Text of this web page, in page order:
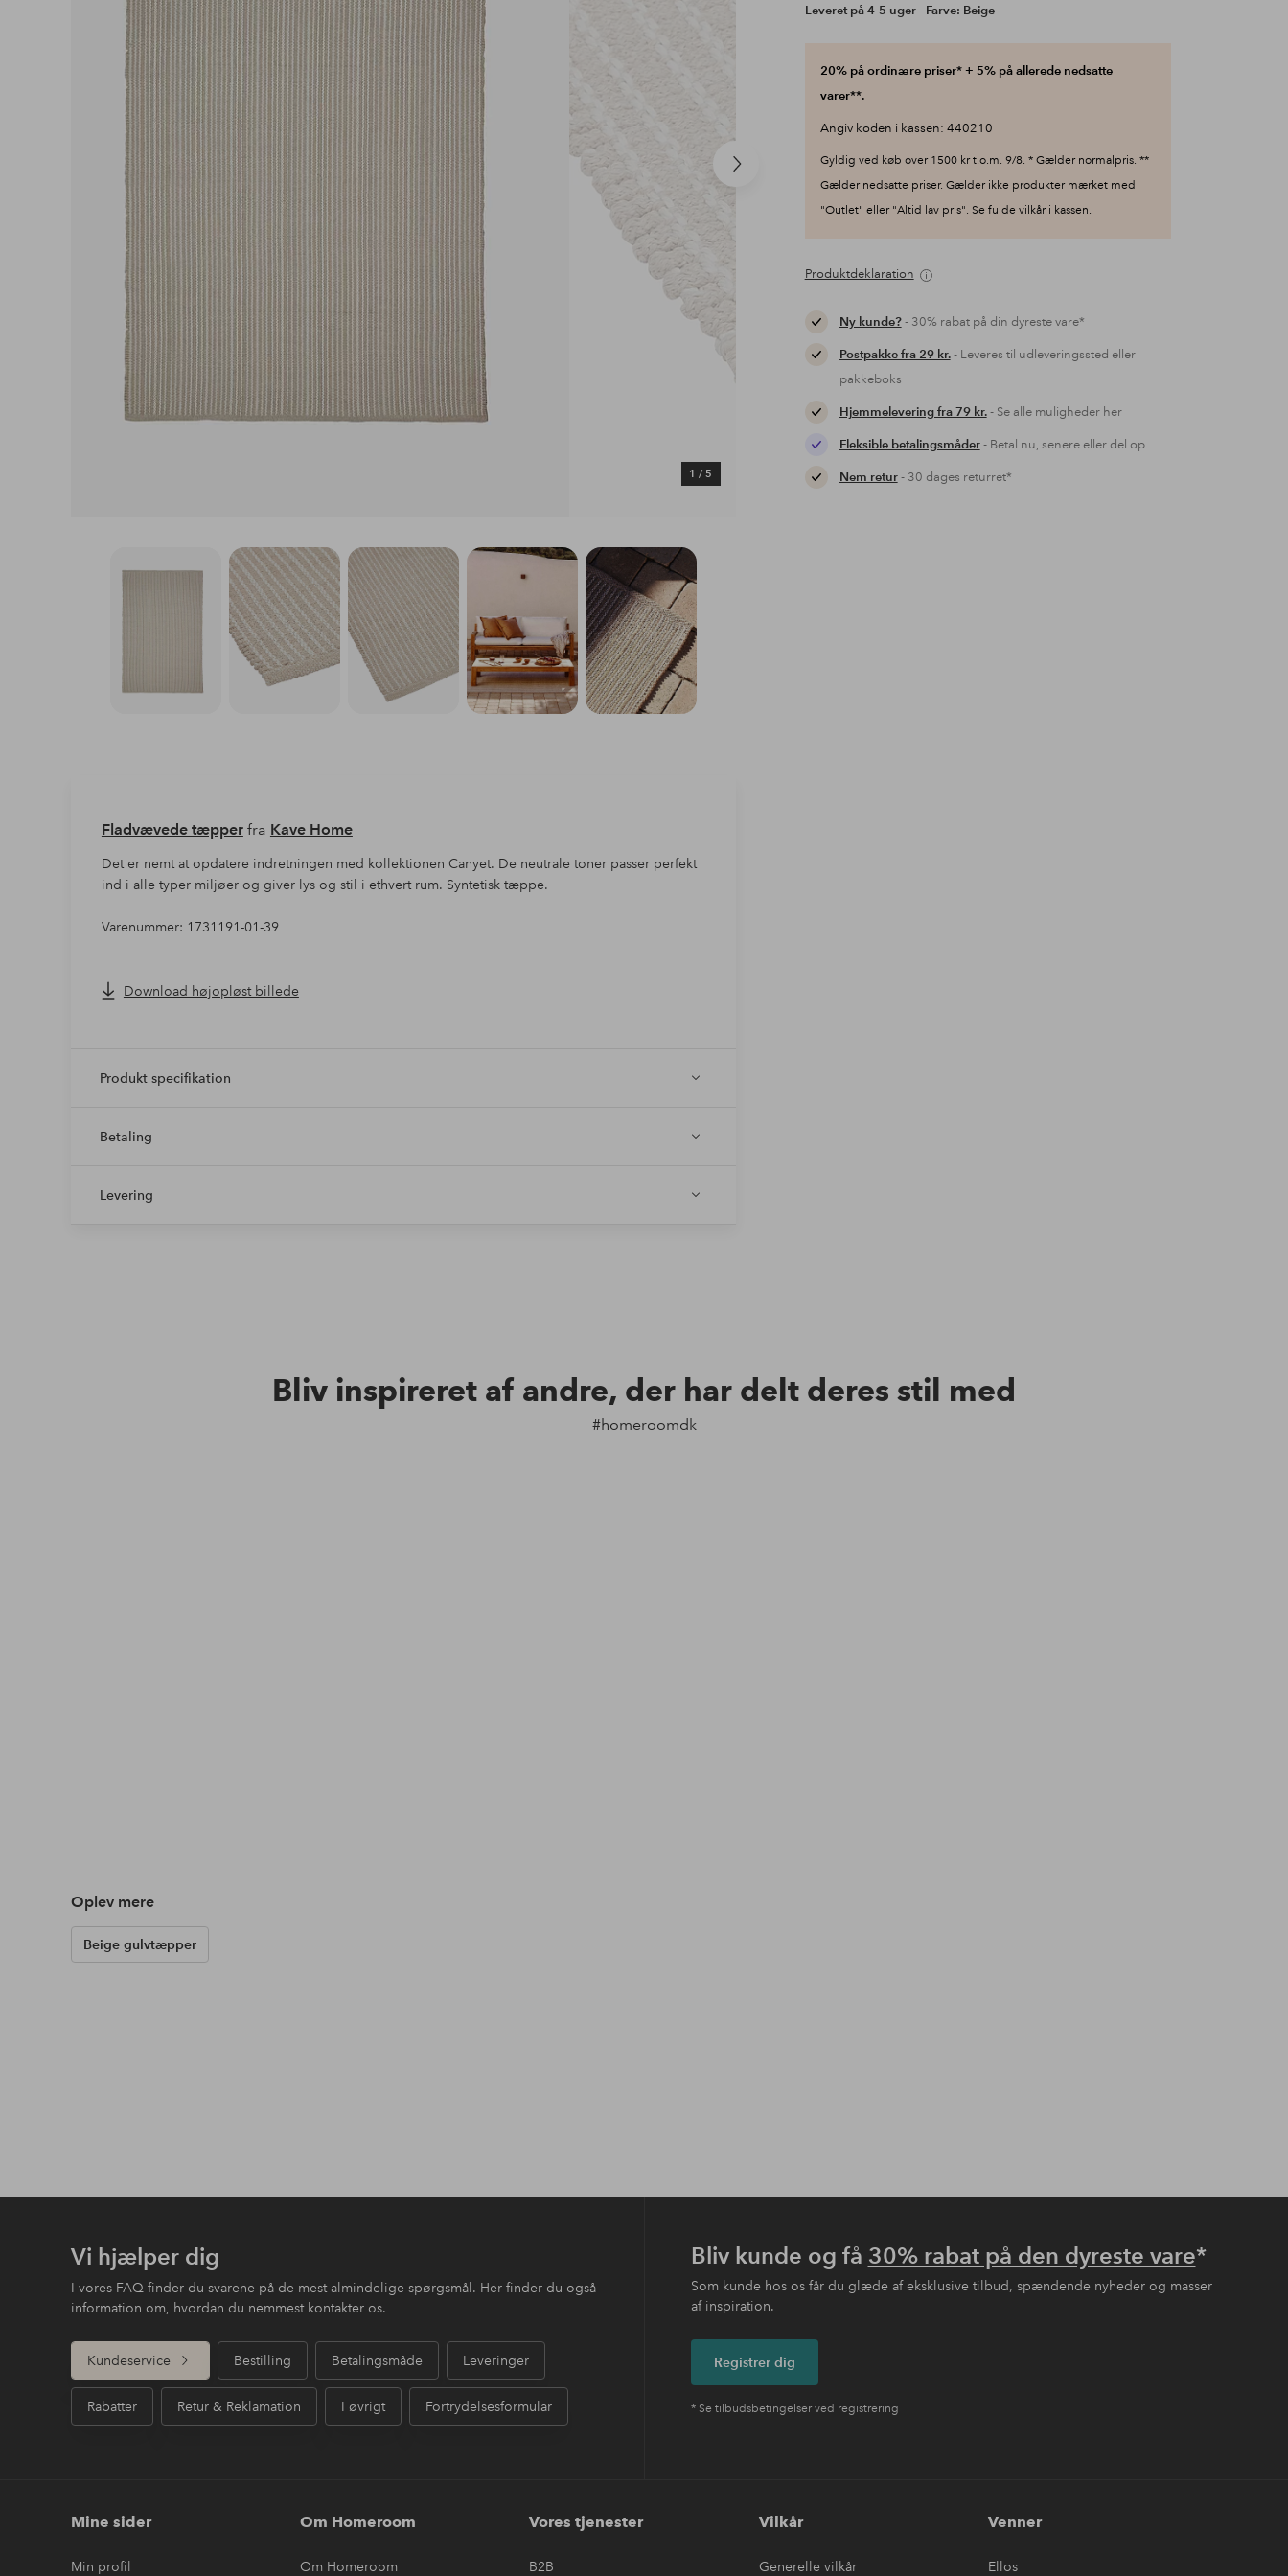
Næste
produkt
1 / 5
Leveret på 4-5 uger - Farve: Beige
20% på ordinære priser* + 5% på allerede nedsatte
varer**.
Angiv koden i kassen: 440210
Gyldig ved køb over 1500 kr t.o.m. 9/8. * Gælder normalpris. **
Gælder nedsatte priser. Gælder ikke produkter mærket med
"Outlet" eller "Altid lav pris". Se fulde vilkår i kassen.
Produktdeklaration
Ny kunde?- 30% rabat på din dyreste vare*
Postpakke fra 29 kr.- Leveres til udleveringssted eller
pakkeboks
Hjemmelevering fra 79 kr.- Se alle muligheder her
Fleksible betalingsmåder- Betal nu, senere eller del op
Nem retur- 30 dages returret*
Fladvævede tæpperfra Kave Home
Det er nemt at opdatere indretningen med kollektionen Canyet. De neutrale toner passer perfekt
ind i alle typer miljøer og giver lys og stil i ethvert rum. Syntetisk tæppe.
Varenummer: 1731191-01-39
Download højopløst billede
Produkt specifikation
Betaling
Levering
Bliv inspireret af andre, der har delt deres stil med
#homeroomdk
Oplev mere
Beige gulvtæpper
Vi hjælper dig
I vores FAQ finder du svarene på de mest almindelige spørgsmål. Her finder du også
information om, hvordan du nemmest kontakter os.
Kundeservice Bestilling Betalingsmåde Leveringer
Rabatter Retur & Reklamation I øvrigt Fortrydelsesformular
Bliv kunde og få 30% rabat på den dyreste vare*
Som kunde hos os får du glæde af eksklusive tilbud, spændende nyheder og masser
af inspiration.
Registrer dig
* Se tilbudsbetingelser ved registrering
Mine sider
Min profil
Om Homeroom
Om Homeroom
Vores tjenester
B2B
Vilkår
Generelle vilkår
Venner
Ellos